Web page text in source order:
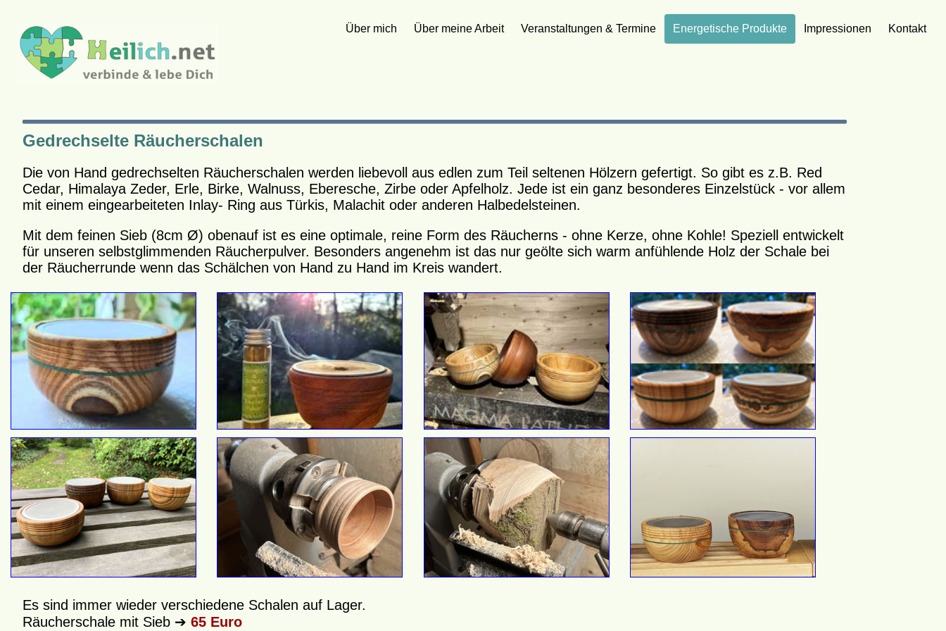
Über mich Über meine Arbeit Veranstaltungen & Termine Energetische Produkte Impressionen Kontakt
Gedrechselte Räucherschalen
Die von Hand gedrechselten Räucherschalen werden liebevoll aus edlen zum Teil seltenen Hölzern gefertigt. So gibt es z.B. Red
Cedar, Himalaya Zeder, Erle, Birke, Walnuss, Eberesche, Zirbe oder Apfelholz. Jede ist ein ganz besonderes Einzelstück - vor allem
mit einem eingearbeiteten Inlay- Ring aus Türkis, Malachit oder anderen Halbedelsteinen.
Mit dem feinen Sieb (8cm Ø) obenauf ist es eine optimale, reine Form des Räucherns - ohne Kerze, ohne Kohle! Speziell entwickelt
für unseren selbstglimmenden Räucherpulver. Besonders angenehm ist das nur geölte sich warm anfühlende Holz der Schale bei
der Räucherrunde wenn das Schälchen von Hand zu Hand im Kreis wandert.
Es sind immer wieder verschiedene Schalen auf Lager.
Räucherschale mit Sieb ➔ 65 Euro